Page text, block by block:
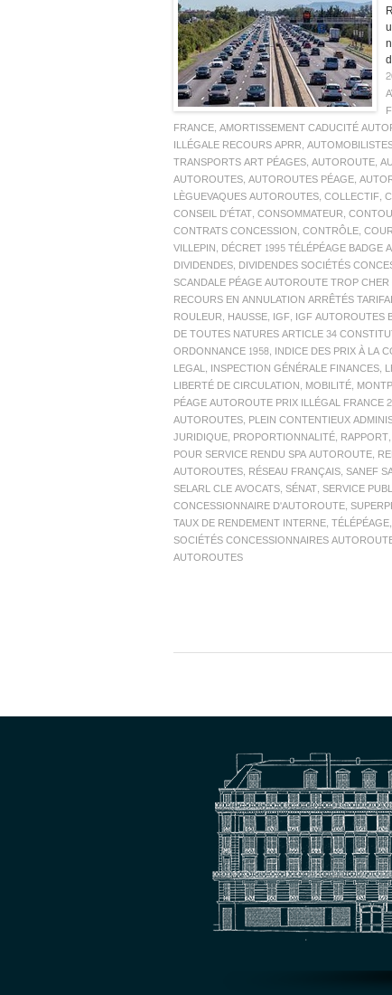
FRANCE, AMORTISSEMENT CADUCITÉ
ILLÉGALE RECOURS APRR,
TRANSPORTS ART PÉAGES, AUTOROUTE,
AUTOROUTES, AUTOROUTES PÉAGE,
LÈGUEVAQUES AUTOROUTES, COLLECTIF,
CONSEIL D'ÉTAT, CONSOMMATEUR,
CONTRATS CONCESSION, CONTRÔLE,
VILLEPIN, DÉCRET 1995 TÉLÉPÉAGE BADGE
DIVIDENDES, DIVIDENDES SOCIÉTÉS
SCANDALE PÉAGE AUTOROUTE TROP
RECOURS EN ANNULATION ARRÊTÉS
ROULEUR, HAUSSE, IGF, IGF AUTOROUTES
DE TOUTES NATURES ARTICLE 34
ORDONNANCE 1958, INDICE DES PRIX À LA
LEGAL, INSPECTION GÉNÉRALE FINANCES,
LIBERTÉ DE CIRCULATION, MOBILITÉ,
PÉAGE AUTOROUTE PRIX ILLÉGAL FRANCE
AUTOROUTES, PLEIN CONTENTIEUX
JURIDIQUE, PROPORTIONNALITÉ, RAPPORT,
POUR SERVICE RENDU SPA AUTOROUTE,
AUTOROUTES, RÉSEAU FRANÇAIS, SANEF
SELARL CLE AVOCATS, SÉNAT, SERVICE
CONCESSIONNAIRE D'AUTOROUTE,
TAUX DE RENDEMENT INTERNE, TÉLÉPÉAGE,
SOCIÉTÉS CONCESSIONNAIRES
AUTOROUTES